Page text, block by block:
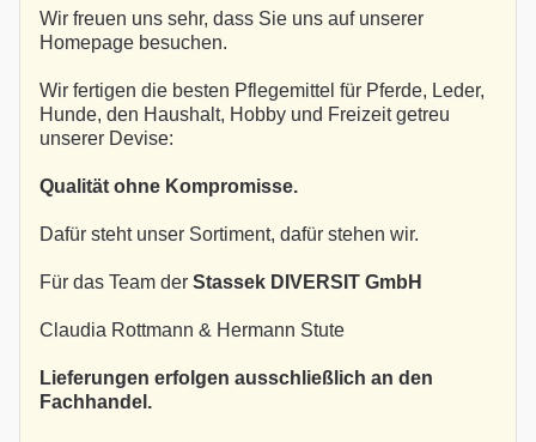
Wir freuen uns sehr, dass Sie uns auf unserer
Homepage besuchen.
Wir fertigen die besten Pflegemittel für Pferde, Leder,
Hunde, den Haushalt, Hobby und Freizeit getreu
unserer Devise:
Qualität ohne Kompromisse.
Dafür steht unser Sortiment, dafür stehen wir.
Für das Team der Stassek DIVERSIT GmbH
Claudia Rottmann & Hermann Stute
Lieferungen erfolgen ausschließlich an den
Fachhandel.